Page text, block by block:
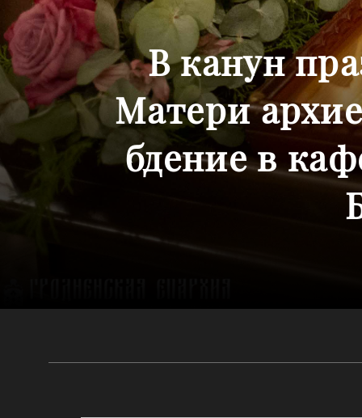
В канун
Матери
бдение в